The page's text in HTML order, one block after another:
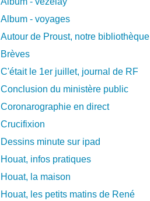
Album - voyages
Autour de Proust, notre bibliothèque
Brèves
C'était le 1er juillet, journal de RF
Conclusion du ministère public
Coronarographie en direct
Crucifixion
Dessins minute sur ipad
Houat, infos pratiques
Houat, la maison
Houat, les petits matins de René